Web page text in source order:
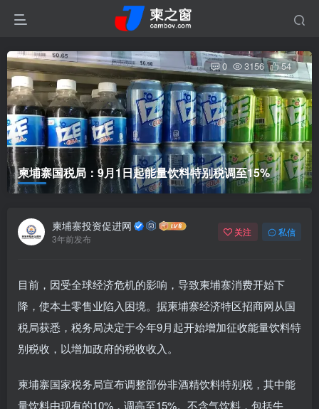
柬埔寨国税局：9月1日起能量饮料特别税调至15%
0 3156 54
柬埔寨投资促进网
3年前发布
关注 私信
目前，因受全球经济危机的影响，导致柬埔寨消费开始下
降，使本土零售业陷入困境。据柬埔寨经济特区招商网从国
税局获悉，税务局决定于今年9月起开始增加征收能量饮料特
别税收，以增加政府的税收收入。
柬埔寨国家税务局宣布调整部份非酒精饮料特别税，其中能
量饮料由现有的10%，调高至15%。不含气饮料，包括牛